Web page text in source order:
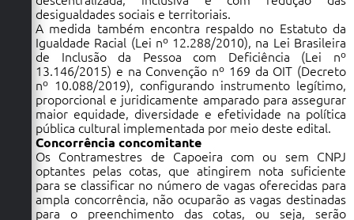
desigualdades sociais e territoriais.
A medida também encontra respaldo no Estatuto da
Igualdade Racial (Lei nº 12.288/2010), na Lei Brasileira
de Inclusão da Pessoa com Deficiência (Lei nº
13.146/2015) e na Convenção nº 169 da OIT (Decreto
nº 10.088/2019), configurando instrumento legítimo,
proporcional e juridicamente amparado para assegurar
maior equidade, diversidade e efetividade na política
pública cultural implementada por meio deste edital.
Concorrência concomitante
Os Contramestres de Capoeira com ou sem CNPJ
optantes pelas cotas, que atingirem nota suficiente
para se classificar no número de vagas oferecidas para
ampla concorrência, não ocuparão as vagas destinadas
para o preenchimento das cotas, ou seja, serão